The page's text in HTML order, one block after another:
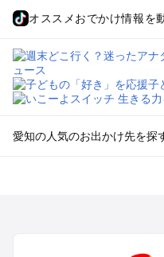
オススメおでかけ情報を
愛知の人気のお出かけ先を探